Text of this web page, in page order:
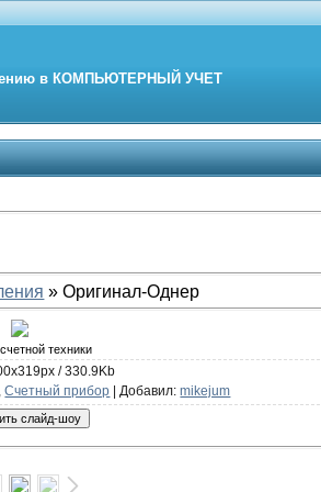
в КОМПЬЮТЕРНЫЙ УЧЕТ
» Оригинал-Однер
техники
/ 330.9Kb
,Счетный прибор |Добавил:mikejum